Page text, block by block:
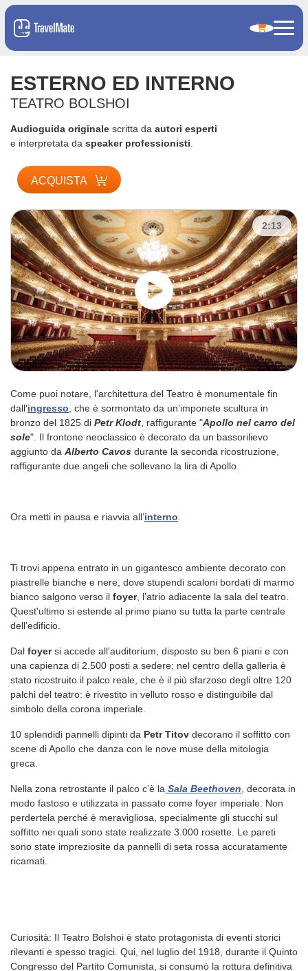
ESTERNO ED INTERNO
TEATRO BOLSHOI
Audioguida originale scritta da autori esperti
e interpretata da speaker professionisti
ACQUISTA
2:13
Come puoi notare, l'architettura del Teatro è monumentale fin
dall'ingresso , che è sormontato da un’imponete scultura in
bronzo del 1825 di Petr Klodt , raffigurante "Apollo nel carro del
sole". Il frontone neoclassico è decorato da un bassorilievo
aggiunto da Alberto Cavos durante la seconda ricostruzione,
raffigurante due angeli che sollevano la lira di Apollo.
Ora metti in pausa e riavvia all’interno
Ti trovi appena entrato in un gigantesco ambiente decorato con
piastrelle bianche e nere, dove stupendi scaloni bordati di marmo
bianco salgono verso il foyer, l’atrio adiacente la sala del teatro.
Quest'ultimo si estende al primo piano su tutta la parte centrale
dell’edificio.
Dal foyersi accede all'auditorium, disposto su ben 6 piani e con
una capienza di 2.500 posti a sedere; nel centro della galleria è
stato ricostruito il palco reale, che è il più sfarzoso degli oltre 120
palchi del teatro: è rivestito in velluto rosso e distinguibile dal
simbolo della corona imperiale.
10 splendidi pannelli dipinti da Petr Titov decorano il soffitto con
scene di Apollo che danza con le nove muse della mitologia
greca.
Nella zona retrostante il palco c’è la Sala Beethoven , decorata in
modo fastoso e utilizzata in passato come foyer imperiale. Non
perdertela perché è meravigliosa, specialmente gli stucchi sul
soffitto nei quali sono state realizzate 3.000 rosette. Le pareti
sono state impreziosite da pannelli di seta rossa accuratamente
ricamati.
Curiosità: Il Teatro Bolshoi è stato protagonista di eventi storici
rilevanti e spesso tragici. Qui, nel luglio del 1918, durante il Quinto
Congresso del Partito Comunista, si consumò la rottura definitiva